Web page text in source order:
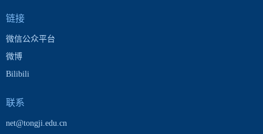
链接
微信公众平台
微博
Bilibili
联系
net@tongji.edu.cn